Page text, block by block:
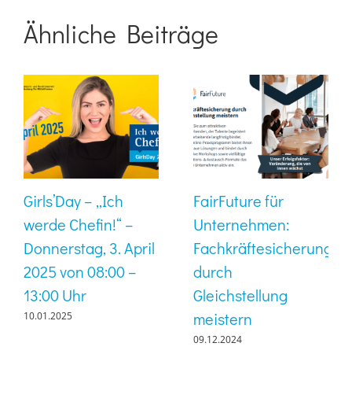
Ähnliche Beiträge
Girls’Day – „Ich
werde Chefin!“ –
Donnerstag, 3. April
2025 von 08:00 –
13:00 Uhr
10.01.2025
FairFuture für
Unternehmen:
Fachkräftesicherung
durch
Gleichstellung
meistern
09.12.2024